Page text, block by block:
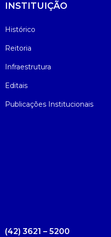
INSTITUIÇÃO
Histórico
Reitoria
Infraestrutura
Editais
Publicações Institucionais
(42) 3621 – 5200